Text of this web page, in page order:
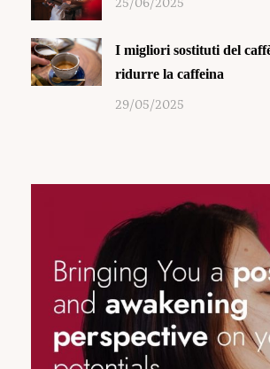
25/06/2025
I migliori sostituti del
ridurre la caffeina
29/05/2025